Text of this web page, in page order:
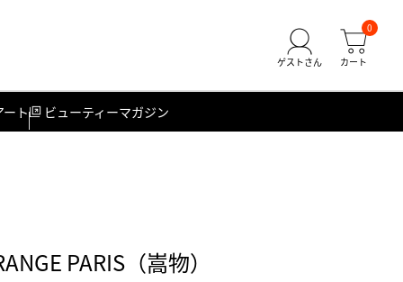
0
ート ビューティーマガジン
PARIS（嵩物）